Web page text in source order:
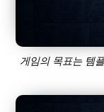
게임의 목표는 템